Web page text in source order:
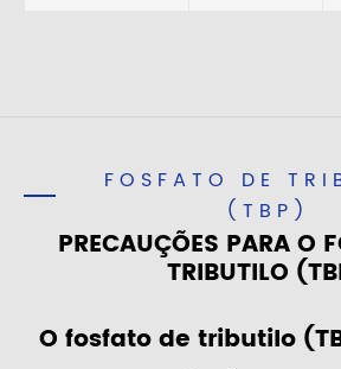
FOSFATO DE
(TBP)
PRECAUÇÕES PARA O
TRIBUTILO
O fosfato de tributilo